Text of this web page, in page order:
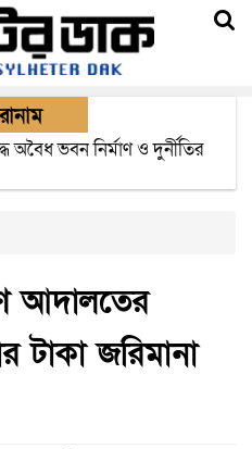
অবৈধ ভবন নির্মাণ ও দুর্নীতির
আদালতের
টাকা জরিমানা